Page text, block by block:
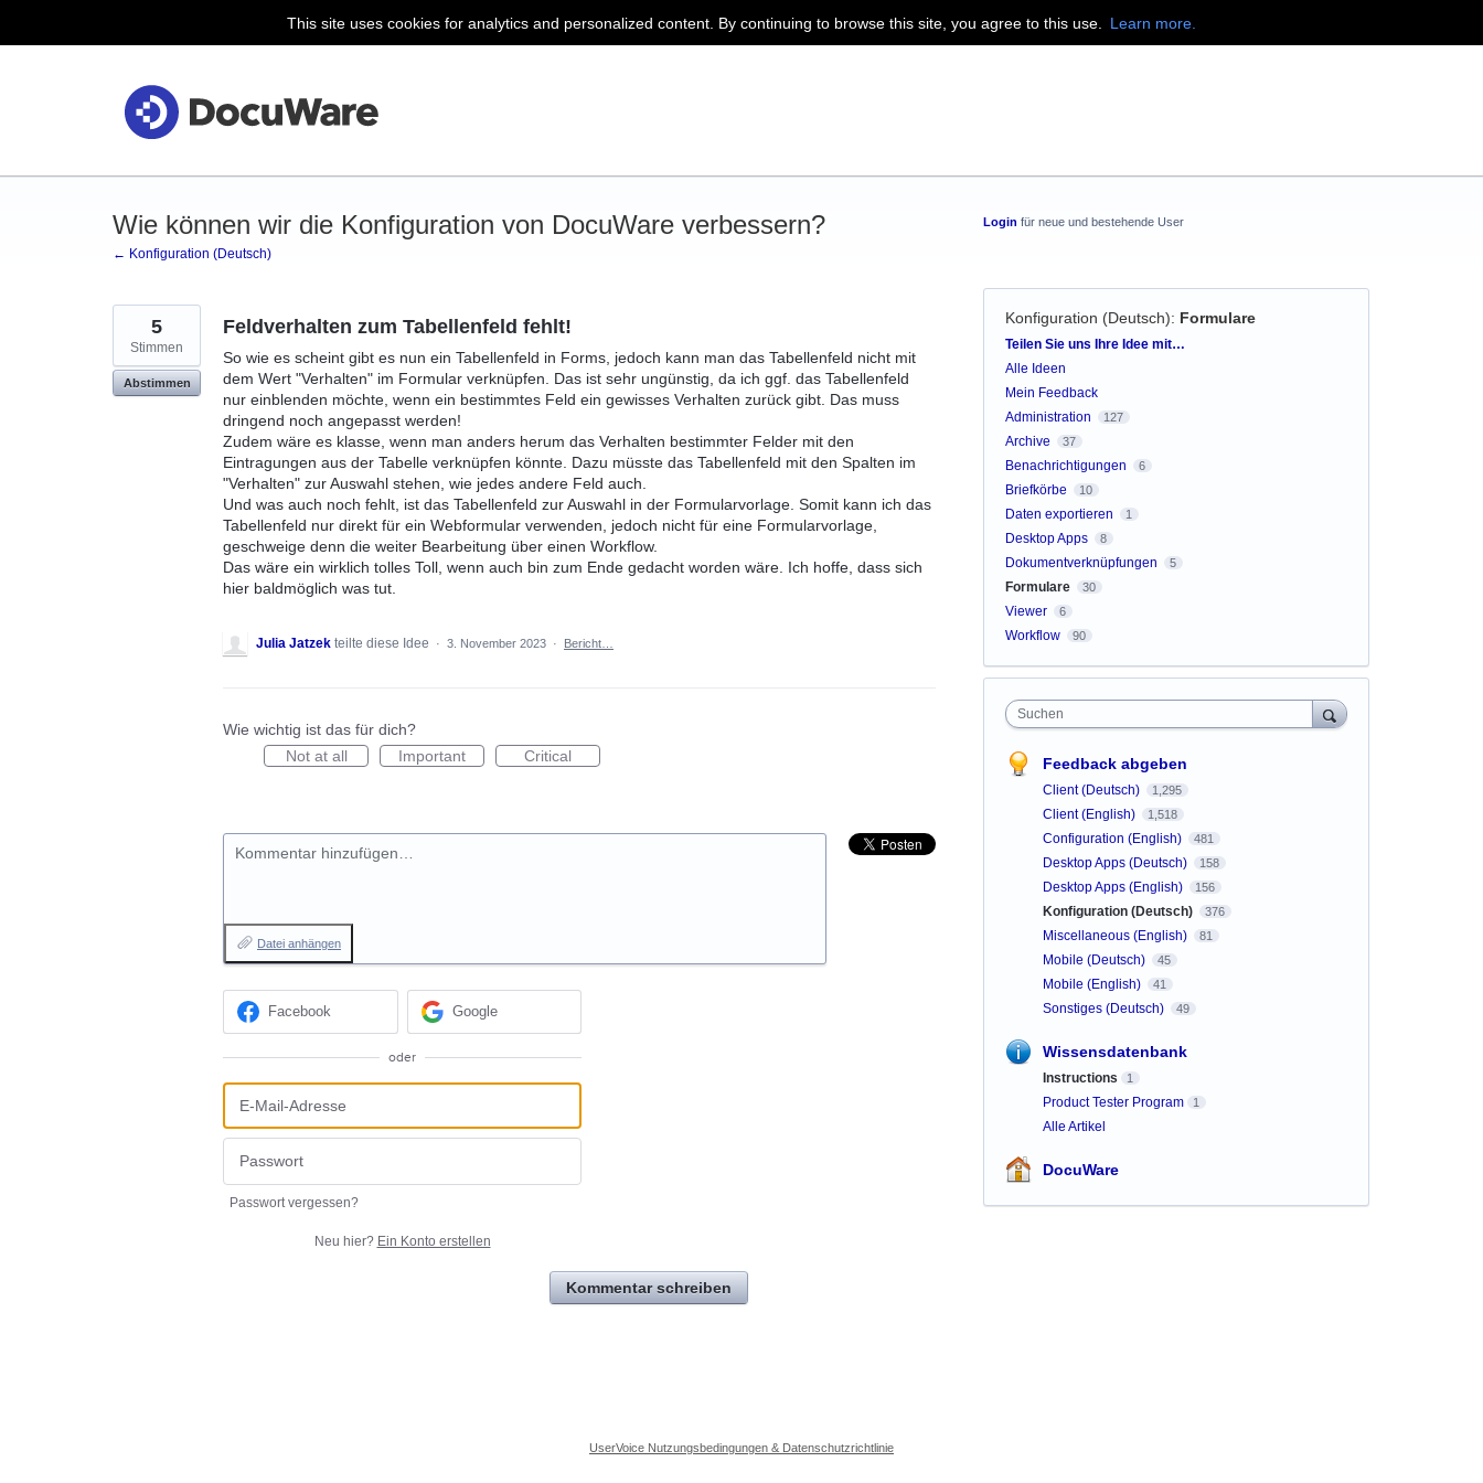
This site uses cookies for analytics and personalized content. By continuing to browse this site, you agree to this use. Learn more.
Wie können wir die Konfiguration von DocuWare verbessern?
← Konfiguration (Deutsch)
Feldverhalten zum Tabellenfeld fehlt!
So wie es scheint gibt es nun ein Tabellenfeld in Forms, jedoch kann man das Tabellenfeld nicht mit
dem Wert "Verhalten" im Formular verknüpfen. Das ist sehr ungünstig, da ich ggf. das Tabellenfeld
nur einblenden möchte, wenn ein bestimmtes Feld ein gewisses Verhalten zurück gibt. Das muss
dringend noch angepasst werden!
Zudem wäre es klasse, wenn man anders herum das Verhalten bestimmter Felder mit den
Eintragungen aus der Tabelle verknüpfen könnte. Dazu müsste das Tabellenfeld mit den Spalten im
"Verhalten" zur Auswahl stehen, wie jedes andere Feld auch.
Und was auch noch fehlt, ist das Tabellenfeld zur Auswahl in der Formularvorlage. Somit kann ich das
Tabellenfeld nur direkt für ein Webformular verwenden, jedoch nicht für eine Formularvorlage,
geschweige denn die weiter Bearbeitung über einen Workflow.
Das wäre ein wirklich tolles Toll, wenn auch bin zum Ende gedacht worden wäre. Ich hoffe, dass sich
hier baldmöglich was tut.
5
Stimmen
Abstimmen
Julia Jatzek teilte diese Idee · 3. November 2023 · Bericht…
Wie wichtig ist das für dich?
Not at all
Important Critical
Kommentar hinzufügen…
Datei anhängen
Facebook Google
oder
Passwort vergessen?
Neu hier? Ein Konto erstellen
Kommentar schreiben
Login für neue und bestehende User
Konfiguration (Deutsch): Formulare
Kategorien
Teilen Sie uns Ihre Idee mit…
Alle Ideen
Mein Feedback
Administration
127
Archive 37
Benachrichtigungen 6
Briefkörbe 10
Daten exportieren 1
Desktop Apps 8
Dokumentverknüpfungen 5
Formulare 30
Viewer 6
Workflow 90
Suchen
Feedback abgeben
Client (Deutsch) 1,295
Client (English) 1,518
Configuration (English) 481
Desktop Apps (Deutsch) 158
Desktop Apps (English) 156
Konfiguration (Deutsch) 376
Miscellaneous (English) 81
Mobile (Deutsch) 45
Mobile (English) 41
Sonstiges (Deutsch) 49
Wissensdatenbank
Instructions 1
Product Tester Program 1
Alle Artikel
DocuWare
UserVoice Nutzungsbedingungen & Datenschutzrichtlinie